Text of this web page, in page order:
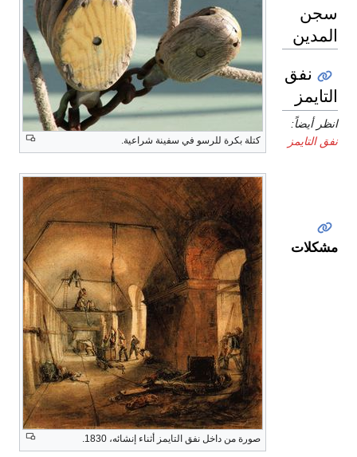
كتلة بكرة للرسو في سفينة شراعية.
سجن
المدين
نفق
التايمز
انظر أيضاً:
نفق التايمز
صورة من داخل نفق التايمز أثناء إنشائه، 1830.
مشكلات